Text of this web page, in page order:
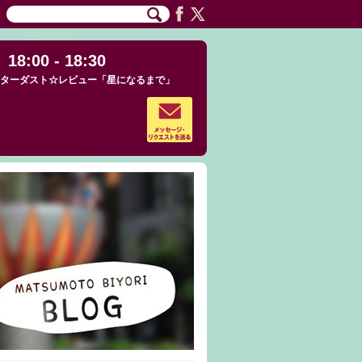
18:00 - 18:30
ーダスト☆レビュー「星になるまで」